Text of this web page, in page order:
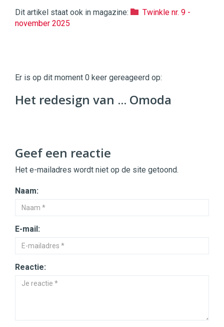
Dit artikel staat ook in magazine:
Twinkle nr. 9 -
november 2025
|
Digital
Commercehttps://twinklemagazine.nl
Er is op dit moment 0 keer gereageerd op:
Het redesign van ... Omoda
Geef een reactie
Het e-mailadres wordt niet op de site getoond.
Naam:
E-mail:
Reactie: